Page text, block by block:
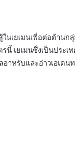
เยเมนเพื่อต่อต้าน
นี้ เยเมนซึ่งเป็นปร
าหรับและอ่าวเอเด